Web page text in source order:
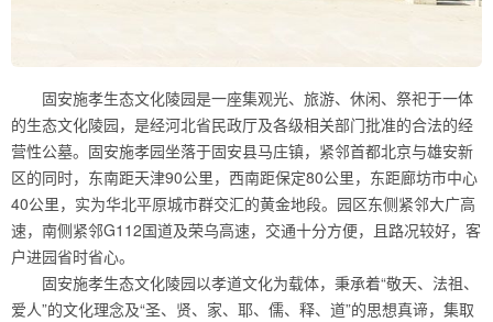
固安施孝生态文化陵园是一座集观光、旅游、休闲、祭祀于一体
的生态文化陵园，是经河北省民政厅及各级相关部门批准的合法的经
营性公墓。固安施孝园坐落于固安县马庄镇，紧邻首都北京与雄安新
区的同时，东南距天津90公里，西南距保定80公里，东距廊坊市中心
40公里，实为华北平原城市群交汇的黄金地段。园区东侧紧邻大广高
速，南侧紧邻G112国道及荣乌高速，交通十分方便，且路况较好，客
户进园省时省心。
固安施孝生态文化陵园以孝道文化为载体，秉承着“敬天、法祖、
爱人”的文化理念及“圣、贤、家、耶、儒、释、道”的思想真谛，集取